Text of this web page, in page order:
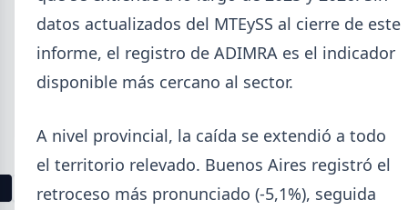
Ternium Siderar subió la chapa LAC
y LAF, bajó la prepintada
Desde el 20 de julio rige la nueva lista: laminados
sin revestir más caros, prepintada más barata y
3 4 5 6 7 8 9 10 11 12
datos actualizados del MTEySS al cierre de este
informe, el registro de ADIMRA es el indicador
disponible más cercano al sector.
A nivel provincial, la caída se extendió a todo
el territorio relevado. Buenos Aires registró el
retroceso más pronunciado (-5,1%), seguida